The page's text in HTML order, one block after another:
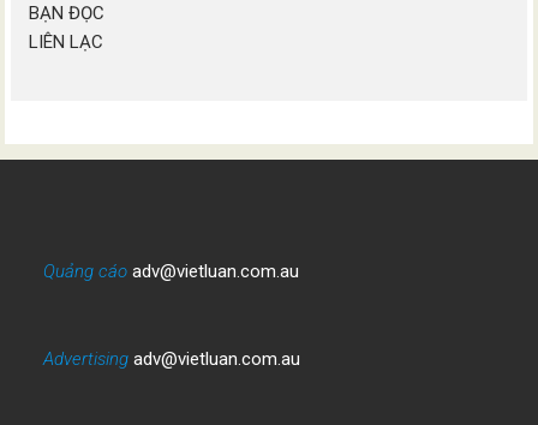
BẠN ĐỌC
LIÊN LẠC
Quảng cáo adv@vietluan.com.au
Advertising adv@vietluan.com.au